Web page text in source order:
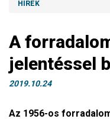
HÍREK
A
jelentéssel
2019.10.24
Az 1956-os